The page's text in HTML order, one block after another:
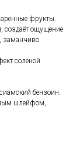
фрукты.
создаёт ощущение
заманчиво
соленой
бензоин.
шлейфом,